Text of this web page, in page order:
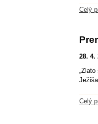
Celý
28. 4.
Celý